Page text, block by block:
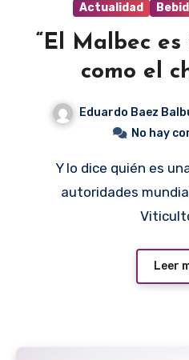
Actualidad
“El Malbec
como el
Eduardo Baez
No hay
Y lo dice quién es una de las principales
autoridades
Leer